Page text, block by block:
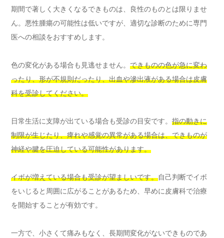
期間で著しく大きくなるできものは、良性のものとは限りませ
ん。悪性腫瘍の可能性は低いですが、適切な診断のために専門
医への相談をおすすめします。
色の変化がある場合も見逃せません。 できものの色が急に変わ
ったり、形が不規則だったり、出血や滲出液がある場合は皮膚
科を受診してください。
日常生活に支障が出ている場合も受診の目安です。 指の動きに
制限が生じたり、痺れや感覚の異常がある場合は、できものが
神経や腱を圧迫している可能性があります。
イボが増えている場合も受診が望ましいです。自己判断でイボ
をいじると周囲に広がることがあるため、早めに皮膚科で治療
を開始することが有効です。
一方で、小さくて痛みもなく、長期間変化がないできものであ